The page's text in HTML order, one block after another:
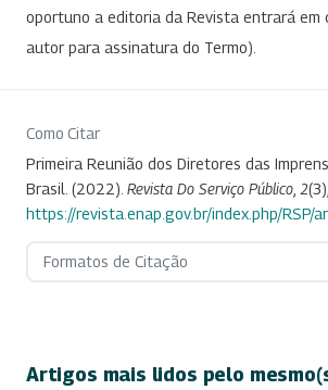
oportuno a editoria da Revista entrará em
autor para assinatura do Termo).
Como Citar
Primeira Reunião dos Diretores das
Brasil. (2022). Revista Do Serviço Público 2
https://revista.enap.gov.br/index.php/RSP/
Formatos de Citação
Artigos mais lidos pelo